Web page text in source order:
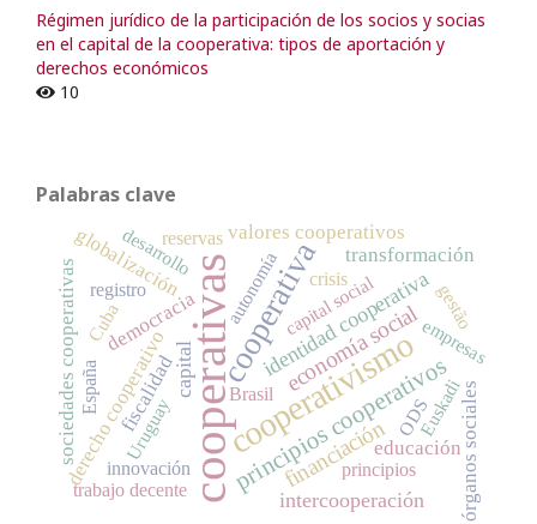
Régimen jurídico de la participación de los socios y socias
en el capital de la cooperativa: tipos de aportación y
derechos económicos
10
Palabras clave
cooperativascooperativismo
cooperativa
principios cooperativos
economía social
financiación
capital identidad cooperativa
intercooperación
valores cooperativos
fiscalidad
transformación
educación
derecho cooperativo órganos sociales
sociedades cooperativas democracia
globalización
innovación
desarrollo
capital social
Cuba autonomía
Uruguay
trabajo decente
crisis
España Euskadi
principios
reservas
registro
empresas
Brasil
gestão
ODS